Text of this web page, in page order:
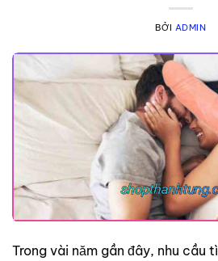
BỞI ADMIN
Trong vài năm gần đây, nhu cầu